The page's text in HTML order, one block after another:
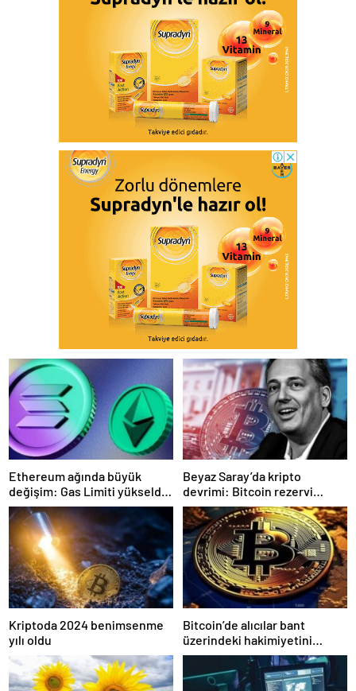
Ethereum ağında büyük
değişim: Gas Limiti yükseldi,
işlem ücretleri düşebilir mi?
Beyaz Saray’da kripto
devrimi: Bitcoin rezervi
gerçek olabilir mi?
Kriptoda 2024 benimsenme
yılı oldu
Bitcoin’de alıcılar bant
üzerindeki hakimiyetini
kaybetti